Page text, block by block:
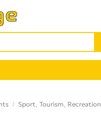
Sport, Tourism, Recreation